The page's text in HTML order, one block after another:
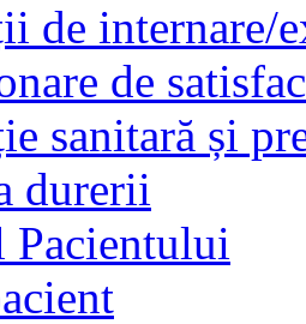
de internare/
de
sanitară și
durerii
Pacientului